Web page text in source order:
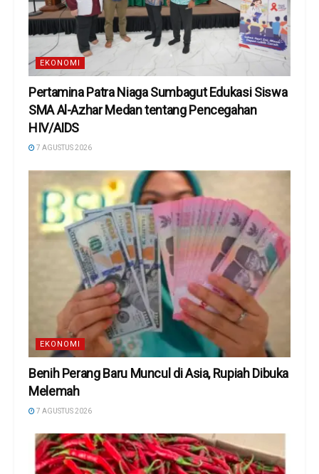
EKONOMI
Pertamina Patra Niaga Sumbagut Edukasi Siswa
SMA Al-Azhar Medan tentang Pencegahan
HIV/AIDS
7 AGUSTUS 2026
EKONOMI
Benih Perang Baru Muncul di Asia, Rupiah Dibuka
Melemah
7 AGUSTUS 2026